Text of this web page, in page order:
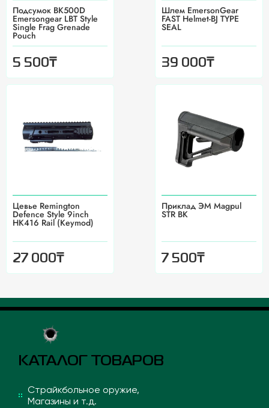
Подсумок BK500D
Emersongear LBT Style
Single Frag Grenade
Pouch
5 500₸
Шлем EmersonGear
FAST Helmet-BJ TYPE
SEAL
39 000₸
Цевье Remington
Defence Style 9inch
HK416 Rail (Keymod)
27 000₸
Приклад ЭМ Magpul
STR BK
7 500₸
КАТАЛОГ ТОВАРОВ
Страйкбольное оружие,
Магазины и т.д.